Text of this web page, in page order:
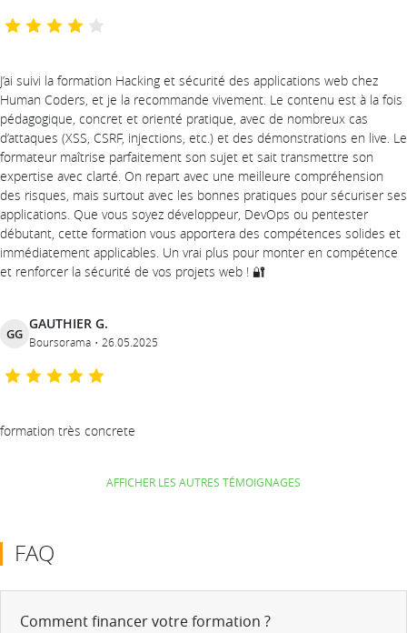
J’ai suivi la formation Hacking et sécurité des applications web chez
Human Coders, et je la recommande vivement. Le contenu est à la fois
pédagogique, concret et orienté pratique, avec de nombreux cas
d’attaques (XSS, CSRF, injections, etc.) et des démonstrations en live. Le
formateur maîtrise parfaitement son sujet et sait transmettre son
expertise avec clarté. On repart avec une meilleure compréhension
des risques, mais surtout avec les bonnes pratiques pour sécuriser ses
applications. Que vous soyez développeur, DevOps ou pentester
débutant, cette formation vous apportera des compétences solides et
immédiatement applicables. Un vrai plus pour monter en compétence
et renforcer la sécurité de vos projets web ! 🔐
GG
GAUTHIER G.
Boursorama 26.05.2025
formation très concrete
AFFICHER LES AUTRES TÉMOIGNAGES
FAQ
Comment financer votre formation ?